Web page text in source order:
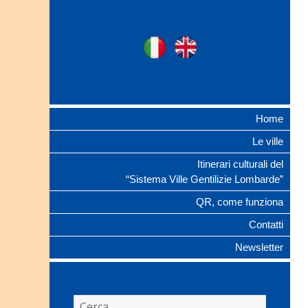
Ville Gentilizie
Ita
Home
Le ville
Itinerari culturali del
“Sistema Ville Gentilizie Lombarde”
QR, come funziona
Contatti
Newsletter
Ricerca